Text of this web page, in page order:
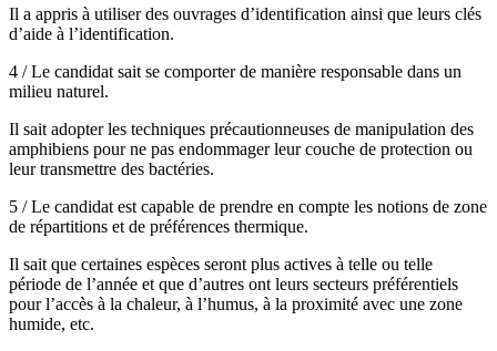
Il a appris à utiliser des ouvrages d’identification ainsi que leurs clés
d’aide à l’identification.
4 / Le candidat sait se comporter de manière responsable dans un
milieu naturel.
Il sait adopter les techniques précautionneuses de manipulation des
amphibiens pour ne pas endommager leur couche de protection ou
leur transmettre des bactéries.
5 / Le candidat est capable de prendre en compte les notions de zone
de répartitions et de préférences thermique.
Il sait que certaines espèces seront plus actives à telle ou telle
période de l’année et que d’autres ont leurs secteurs préférentiels
pour l’accès à la chaleur, à l’humus, à la proximité avec une zone
humide, etc.